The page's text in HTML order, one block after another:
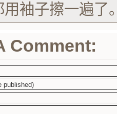
用袖子擦一遍了
Comment: